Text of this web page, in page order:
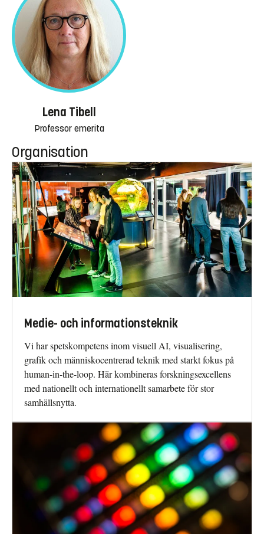
Lena Tibell
Professor emerita
Organisation
Medie- och informationsteknik
Vi har spetskompetens inom visuell AI, visualisering,
grafik och människocentrerad teknik med starkt fokus på
human-in-the-loop. Här kombineras forskningsexcellens
med nationellt och internationellt samarbete för stor
samhällsnytta.